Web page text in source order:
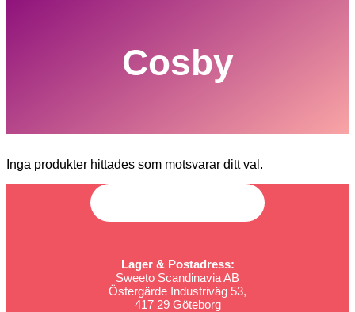
Cosby
Inga produkter hittades som motsvarar ditt val.
Lager & Postadress:
Sweeto Scandinavia AB
Östergärde Industriväg 53,
417 29 Göteborg